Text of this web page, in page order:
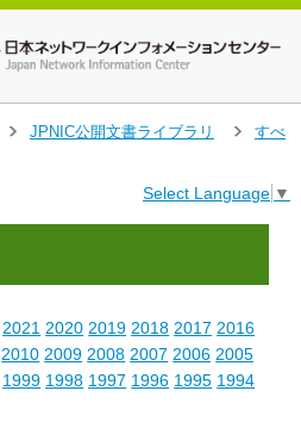
JPNIC公開文書ライブラリ
すべ
Select Language ▼
2021 2020 2019 2018 2017 2016
2010 2009 2008 2007 2006 2005
1999 1998 1997 1996 1995 1994